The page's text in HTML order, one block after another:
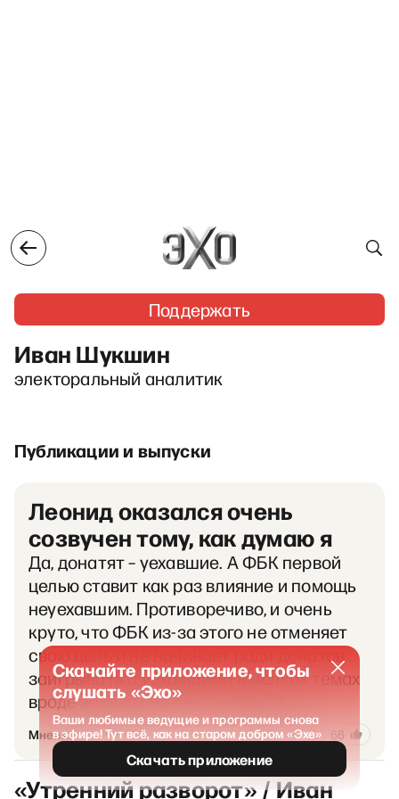
Поддержать
Иван Шукшин
электоральный аналитик
Публикации и выпуски
Леонид оказался очень
созвучен тому, как думаю я
Да, донатят – уехавшие. А ФБК первой
целью ставит как раз влияние и помощь
неуехавшим. Противоречиво, и очень
круто, что ФБК из-за этого не отменяет
свою цель и не начинает ради донатов
заигрывать с уехавшими в мелких темах
вроде защиты чужих глупостей…
Мнения 26 января 2025 964 17 66
«Утренний разворот» / Иван
Скачайте приложение, чтобы
слушать «Эхо»
Ваши любимые ведущие и программы снова
в эфире! Тут всё, как на старом добром «Эхе»
Скачать приложение